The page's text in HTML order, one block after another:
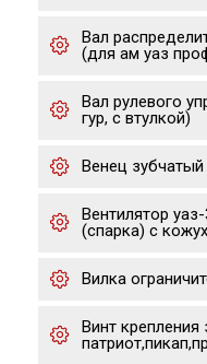
Вал
(для ам уаз
Вал рулевого
гур, с втулкой)
Венец
Вентилятор
(спарка) с
Вилка
Винт крепления